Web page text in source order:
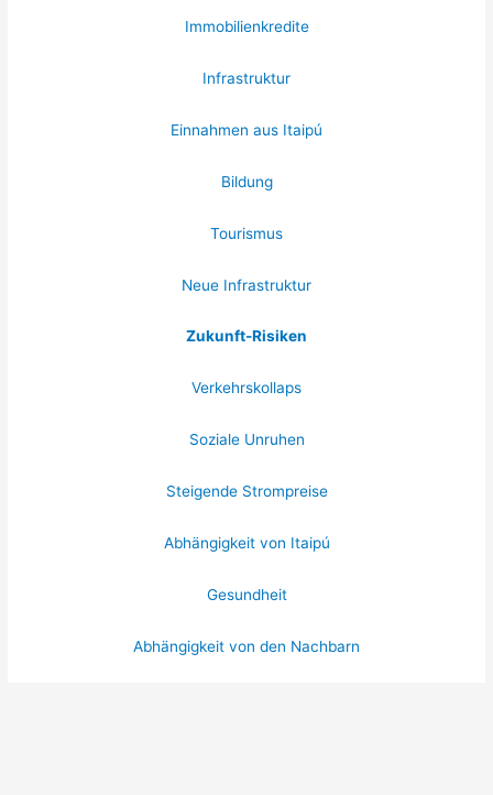
Immobilienkredite
Infrastruktur
Einnahmen aus Itaipú
Bildung
Tourismus
Neue Infrastruktur
Zukunft-Risiken
Verkehrskollaps
Soziale Unruhen
Steigende Strompreise
Abhängigkeit von Itaipú
Gesundheit
Abhängigkeit von den Nachbarn